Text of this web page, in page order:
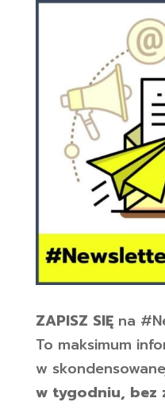
ZAPISZ SIĘ na
To maksimum
w
w tygodniu, bez